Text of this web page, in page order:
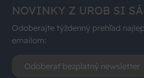
NOVINKY Z UROB SI
Odoberajte týždenný prehľad
emailom:
Odoberať bezplatný newsletter